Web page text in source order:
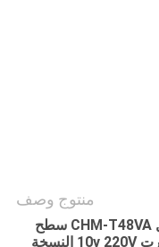
منتوج وصف
نظام رؤية بشاشة تعمل باللمس بالكامل CHM-T48VA سطح
مرت 10v 220V النسخة